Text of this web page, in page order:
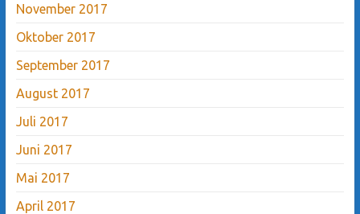
November 2017
Oktober 2017
September 2017
August 2017
Juli 2017
Juni 2017
Mai 2017
April 2017